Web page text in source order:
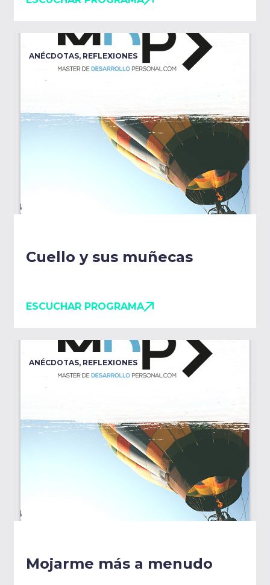
ANÉCDOTAS, REFLEXIONES
Cuello y sus muñecas
ESCUCHAR PROGRAMA
ANÉCDOTAS, REFLEXIONES
Mojarme más a menudo